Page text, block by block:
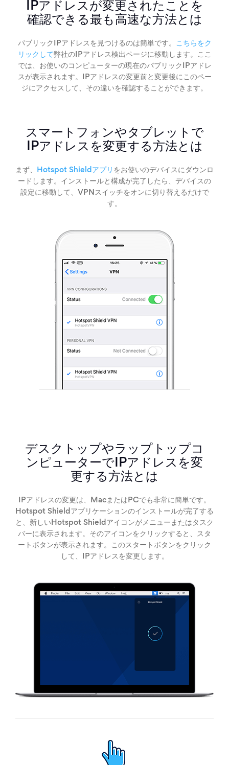
IPアドレスが変更されたことを
確認できる最も高速な方法とは
パブリックIPアドレスを見つけるのは簡単です。
こちらをク
リックして弊社のIPアドレス検出ページに移動します。ここ
では、お使いのコンピューターの現在のパブリックIPアドレ
スが表示されます。IPアドレスの変更前と変更後にこのペー
ジにアクセスして、その違いを確認することができます。
スマートフォンやタブレットで
IPアドレスを変更する方法とは
まず、 Hotspot Shieldアプリ をお使いのデバイスにダウンロ
ードします。インストールと構成が完了したら、デバイスの
設定に移動して、VPNスイッチをオンに切り替えるだけで
す。
デスクトップやラップトップコ
ンピューターでIPアドレスを変
更する方法とは
IPアドレスの変更は、MacまたはPCでも非常に簡単です。
Hotspot Shieldアプリケーションのインストールが完了する
と、新しいHotspot Shieldアイコンがメニューまたはタスク
バーに表示されます。そのアイコンをクリックすると、スタ
ートボタンが表示されます。このスタートボタンをクリック
して、IPアドレスを変更します。